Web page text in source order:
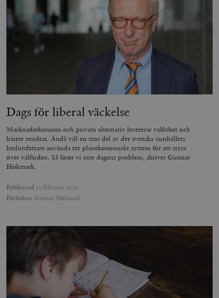
Dags för liberal väckelse
Marknadsekonomi och privata alternativ levererar valfrihet och
bättre resultat. Ändå vill en stor del av det svenska samhällets
beslutsfattare använda ett planekonomiskt system för att styra
över välfärden. Så löser vi inte dagens problem, skriver Gunnar
Hökmark.
Publicerad 22 februari 2020
Författare Gunnar Hökmark